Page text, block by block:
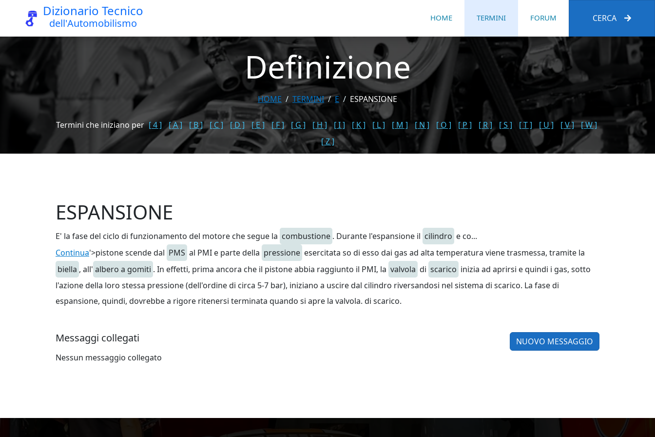
Dizionario Tecnico
dell'Automobilismo HOME TERMINI FORUM CERCA
Definizione
HOME TERMINI E ESPANSIONE
Termini che iniziano per [ 4 ] [ A ] [ B ] [ C ] [ D ] [ E ] [ F ] [ G ] [ H ] [ I ] [ K ] [ L ] [ M ] [ N ] [ O ] [ P ] [ R ] [ S ] [ T ] [ U ] [ V ]
[ W ]
[ Z ]
ESPANSIONE
E' la fase del ciclo di funzionamento del motore che segue la combustione . Durante l'espansione il cilindro e co...
Continua'>pistone scende dal PMS al PMI e parte della pressione esercitata so di esso dai gas ad alta temperatura viene trasmessa, tramite la
biella , all' albero a gomiti . In effetti, prima ancora che il pistone abbia raggiunto il PMI, la valvola di scarico inizia ad aprirsi e quindi i gas, sotto
l'azione della loro stessa pressione (dell'ordine di circa 5-7 bar), iniziano a uscire dal cilindro riversandosi nel sistema di scarico. La fase di
espansione, quindi, dovrebbe a rigore ritenersi terminata quando si apre la valvola. di scarico.
Messaggi collegati
NUOVO MESSAGGIO
Nessun messaggio collegato